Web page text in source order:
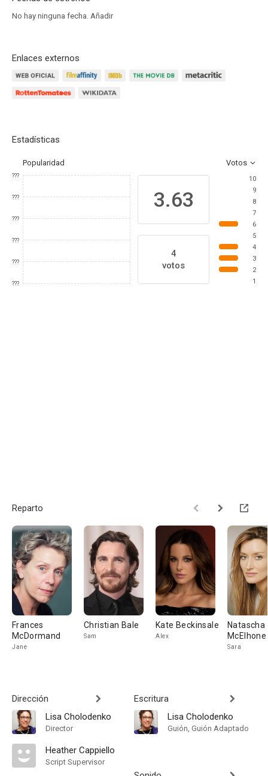
No hay ninguna fecha. Añadir
Enlaces externos
Estadísticas
Popularidad Votos
???
???
???
???
???
???
3.63
4
votos
10
9
8
7
6
5
4
3
2
1
Reparto
Frances
McDormand
Jane
Christian Bale
Sam
Kate Beckinsale
Alex
Natascha
McElhone
Sara
Dirección
Lisa Cholodenko
Director
Heather Cappiello
Script Supervisor
Escritura
Lisa Cholodenko
Guión, Guión Adaptado